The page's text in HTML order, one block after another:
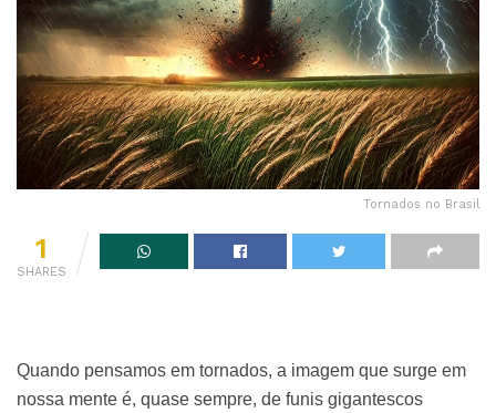
Tornados no Brasil
1
SHARES
Quando pensamos em tornados, a imagem que surge em
nossa mente é, quase sempre, de funis gigantescos